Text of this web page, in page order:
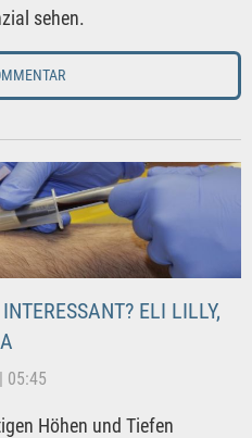
sehen.
ELI LILLY,
05:45
Höhen und Tiefen